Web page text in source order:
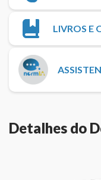
LIVROS E
Detalhes do